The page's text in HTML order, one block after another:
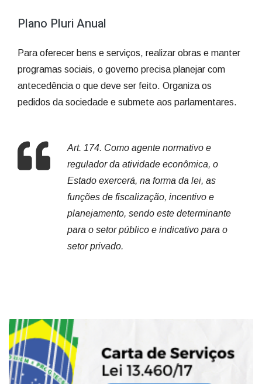
Plano Pluri Anual
Para oferecer bens e serviços, realizar obras e manter
programas sociais, o governo precisa planejar com
antecedência o que deve ser feito. Organiza os
pedidos da sociedade e submete aos parlamentares.
Art. 174. Como agente normativo e
regulador da atividade econômica, o
Estado exercerá, na forma da lei, as
funções de fiscalização, incentivo e
planejamento, sendo este determinante
para o setor público e indicativo para o
setor privado.